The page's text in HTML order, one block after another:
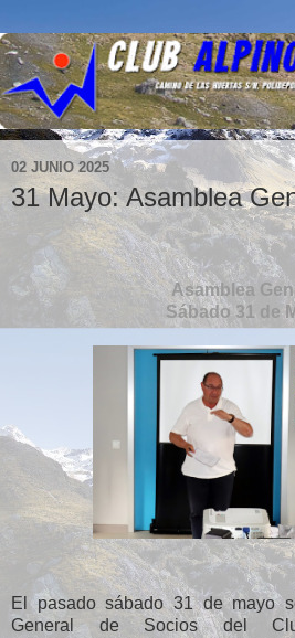
02 JUNIO 2025
31 Mayo: Asamblea
Asamblea
Sábado 31 de
El pasado sábado 31 de mayo
General de Socios del